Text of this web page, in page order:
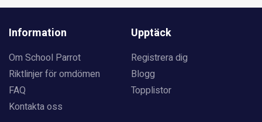
Information
Om School Parrot
Riktlinjer för omdömen
FAQ
Kontakta oss
Upptäck
Registrera dig
Blogg
Topplistor